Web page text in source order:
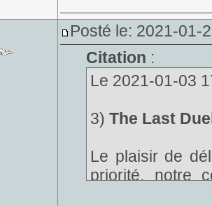
Posté le: 2021-01-
Citation :
Le 2021-01-03
3) The Last
Le plaisir de
priorité, notre